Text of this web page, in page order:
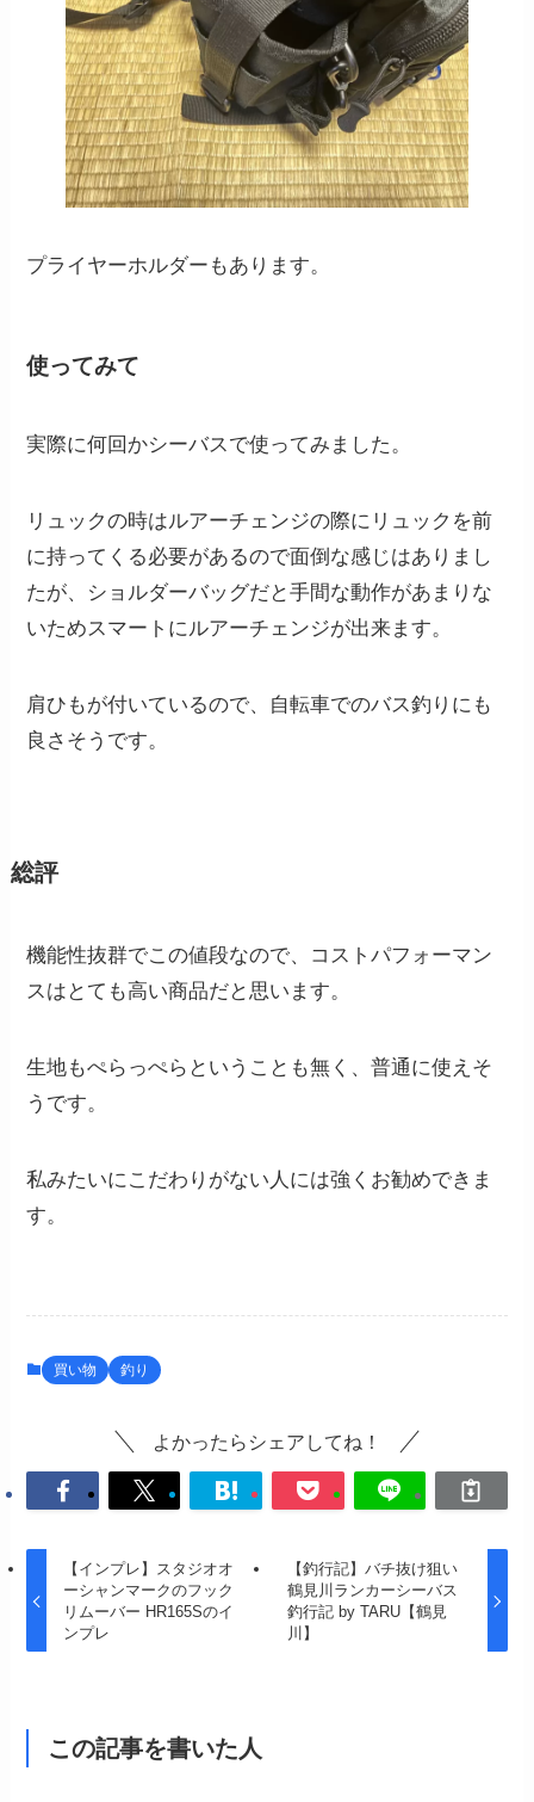
プライヤーホルダーもあります。
使ってみて
実際に何回かシーバスで使ってみました。
リュックの時はルアーチェンジの際にリュックを前
に持ってくる必要があるので面倒な感じはありまし
たが、ショルダーバッグだと手間な動作があまりな
いためスマートにルアーチェンジが出来ます。
肩ひもが付いているので、自転車でのバス釣りにも
良さそうです。
総評
機能性抜群でこの値段なので、コストパフォーマン
スはとても高い商品だと思います。
生地もぺらっぺらということも無く、普通に使えそ
うです。
私みたいにこだわりがない人には強くお勧めできま
す。
買い物 釣り
よかったらシェアしてね！
【インプレ】スタジオオ
ーシャンマークのフック
リムーバー HR165Sのイ
ンプレ
【釣行記】バチ抜け狙い
鶴見川ランカーシーバス
釣行記 by TARU【鶴見
川】
この記事を書いた人